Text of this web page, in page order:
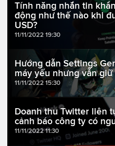
Tính năng nhắn tin
động như thế nào khi
USD?
11/11/2022 19:30
Hướng dẫn Settings
máy yếu nhưng vẫn
11/11/2022 15:30
Doanh thu Twitter liên
cảnh báo công ty có
11/11/2022 11:30